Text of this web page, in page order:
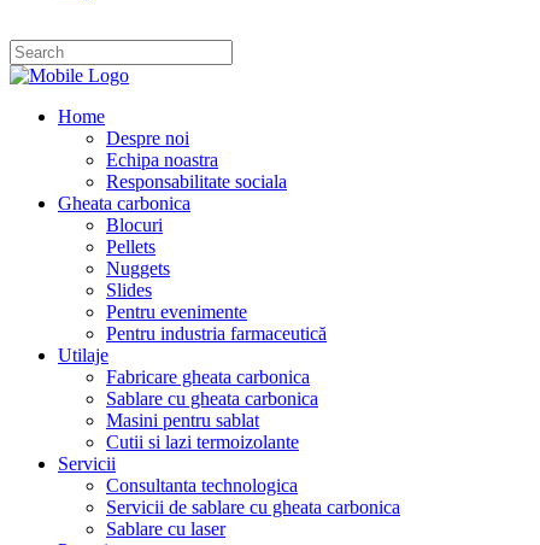
Home
Despre noi
Echipa noastra
Responsabilitate sociala
Gheata carbonica
Blocuri
Pellets
Nuggets
Slides
Pentru evenimente
Pentru industria farmaceutică
Utilaje
Fabricare gheata carbonica
Sablare cu gheata carbonica
Masini pentru sablat
Cutii si lazi termoizolante
Servicii
Consultanta technologica
Servicii de sablare cu gheata carbonica
Sablare cu laser